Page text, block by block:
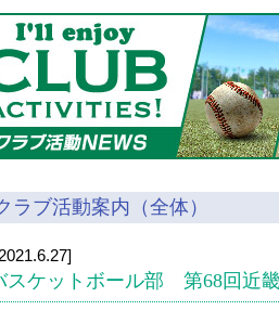
ラブ活動案内（全体）
スケットボール部 第68回近